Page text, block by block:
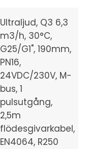
Ultraljud, Q3 6,3
m3/h, 30°C,
G25/G1", 190mm,
PN16,
24VDC/230V, M-
bus, 1
pulsutgång,
2,5m
flödesgivarkabel,
EN4064, R250